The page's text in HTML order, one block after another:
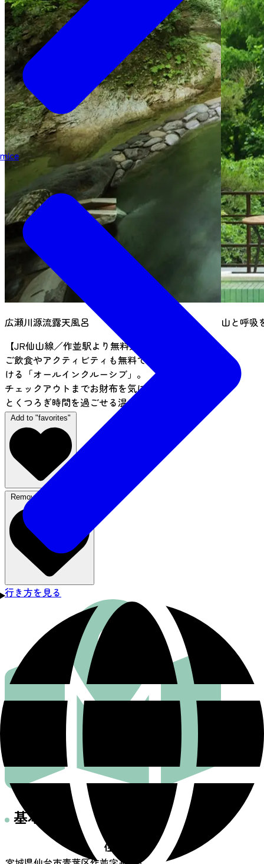
mice
広瀬川源流露天風呂
山と呼吸
【JR仙山線／作並駅より無料送迎あり】
ご飲食やアクティビティも無料でお愉しみいただ
ける「オールインクルーシブ」。
チェックアウトまでお財布を気にせず、ゆったり
とくつろぎ時間を過ごせる温泉リゾート。
Add to "favorites"
Remove from favorites
行き方を見る
基本情報
住所